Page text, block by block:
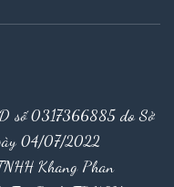
số 0317366885 do Sở
04/07/2022
Khang Phan